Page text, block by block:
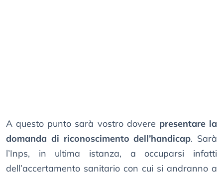
A questo punto sarà vostro dovere presentare la
domanda di riconoscimento dell’handicap. Sarà
l’Inps, in ultima istanza, a occuparsi infatti
dell’accertamento sanitario con cui si andranno a